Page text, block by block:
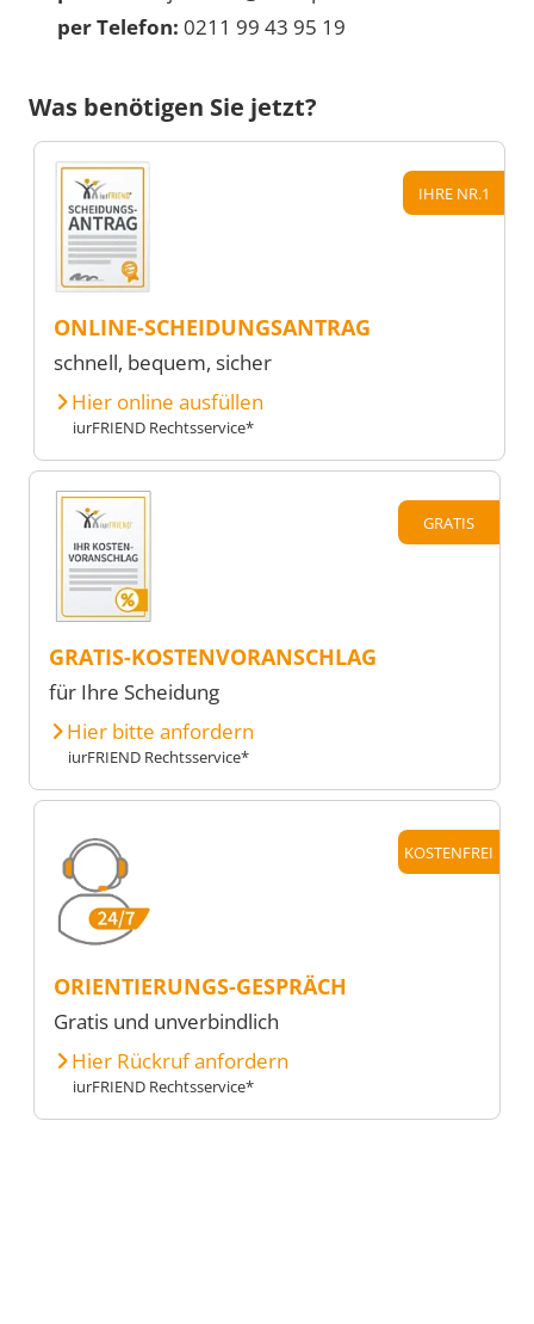
per Telefon: 0211 99 43 95 19
Was benötigen Sie jetzt?
IHRE NR.1
ONLINE-SCHEIDUNGSANTRAG
schnell, bequem, sicher
Hier online ausfüllen
iurFRIEND Rechtsservice*
GRATIS
GRATIS-KOSTENVORANSCHLAG
für Ihre Scheidung
Hier bitte anfordern
iurFRIEND Rechtsservice*
KOSTENFREI
ORIENTIERUNGS-GESPRÄCH
Gratis und unverbindlich
Hier Rückruf anfordern
iurFRIEND Rechtsservice*